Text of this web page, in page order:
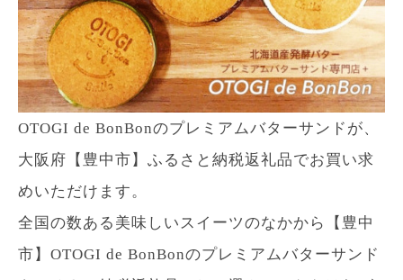
OTOGI de BonBonのプレミアムバターサンドが、
大阪府【豊中市】ふるさと納税返礼品でお買い求
めいただけます。
全国の数ある美味しいスイーツのなかから【豊中
市】OTOGI de BonBonのプレミアムバターサンド